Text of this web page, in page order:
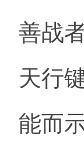
善战
天行
能而